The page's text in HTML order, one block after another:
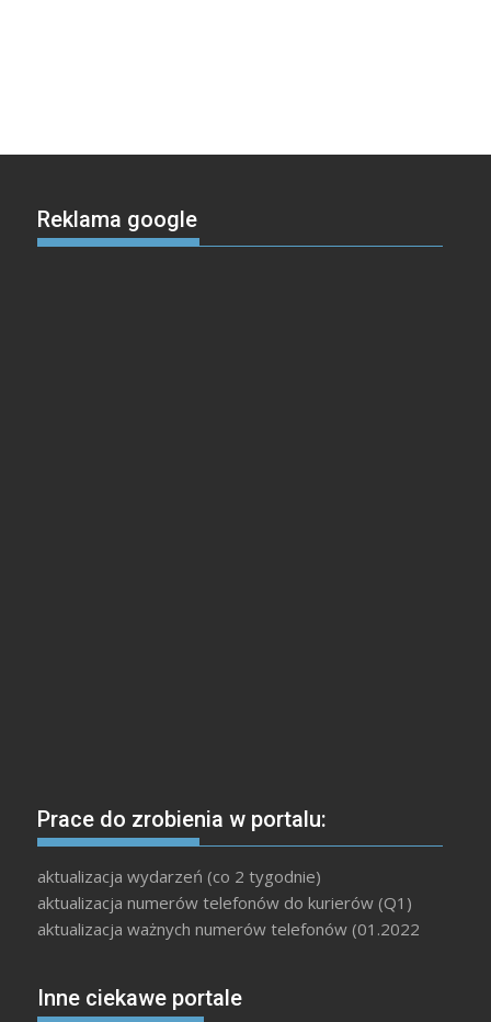
Reklama google
Prace do zrobienia w portalu:
aktualizacja wydarzeń (co 2 tygodnie)
aktualizacja numerów telefonów do kurierów (Q1)
aktualizacja ważnych numerów telefonów (01.2022
Inne ciekawe portale